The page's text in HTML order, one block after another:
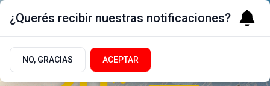
¿Querés recibir nuestras notificaciones?
NO, GRACIAS ACEPTAR